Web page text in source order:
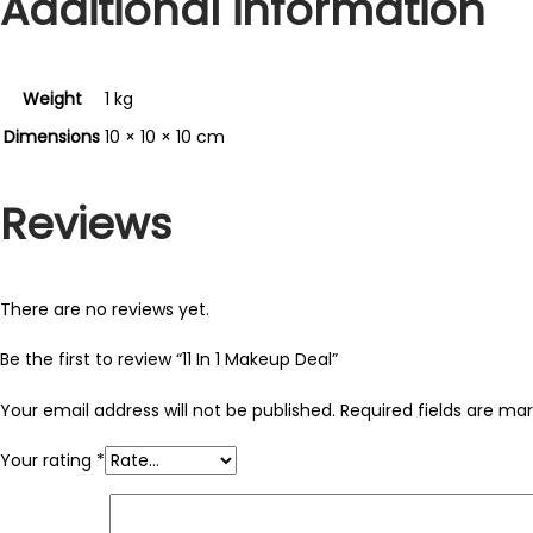
Weight
1 kg
Dimensions 10 × 10 × 10 cm
Reviews
There are no reviews yet.
Be the first to review “11 In 1 Makeup Deal”
Your email address will not be published. Required fields are
Your rating *